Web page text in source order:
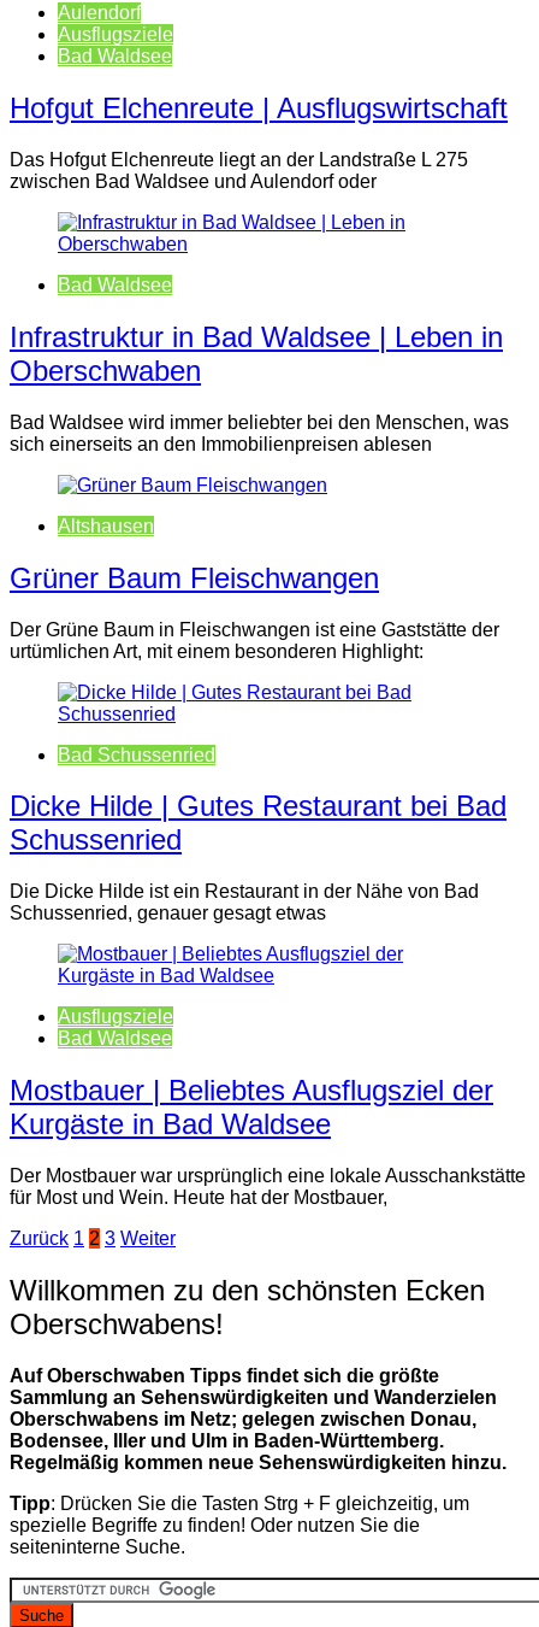
Aulendorf
Ausflugsziele
Bad Waldsee
Hofgut Elchenreute | Ausflugswirtschaft
Das Hofgut Elchenreute liegt an der Landstraße L 275
zwischen Bad Waldsee und Aulendorf oder
Bad Waldsee
Infrastruktur in Bad Waldsee | Leben in
Oberschwaben
Bad Waldsee wird immer beliebter bei den Menschen, was
sich einerseits an den Immobilienpreisen ablesen
Altshausen
Grüner Baum Fleischwangen
Der Grüne Baum in Fleischwangen ist eine Gaststätte der
urtümlichen Art, mit einem besonderen Highlight:
Bad Schussenried
Dicke Hilde | Gutes Restaurant bei Bad
Schussenried
Die Dicke Hilde ist ein Restaurant in der Nähe von Bad
Schussenried, genauer gesagt etwas
Ausflugsziele
Bad Waldsee
Mostbauer | Beliebtes Ausflugsziel der
Kurgäste in Bad Waldsee
Der Mostbauer war ursprünglich eine lokale Ausschankstätte
für Most und Wein. Heute hat der Mostbauer,
Seitennummerierung
der
Beiträge
Zurück 1 2 3 Weiter
Willkommen zu den schönsten Ecken
Oberschwabens!
Auf Oberschwaben Tipps findet sich die größte
Sammlung an Sehenswürdigkeiten und Wanderzielen
Oberschwabens im Netz; gelegen zwischen Donau,
Bodensee, Iller und Ulm in Baden-Württemberg.
Regelmäßig kommen neue Sehenswürdigkeiten hinzu.
Tipp: Drücken Sie die Tasten Strg + F gleichzeitig, um
spezielle Begriffe zu finden! Oder nutzen Sie die
seiteninterne Suche.